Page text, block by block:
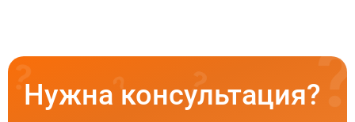
Нужна консультация?